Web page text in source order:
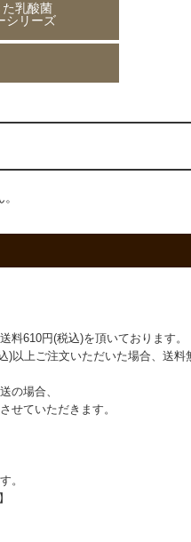
50g
250g
乳酸菌
シリーズ
乳酸菌入り
乳酸菌入り
乳酸菌入り
乳酸菌入り
40g
料610円(税込)を頂いております。
以上ご注文いただいた場合、送料
の場合、
せていただきます。
。